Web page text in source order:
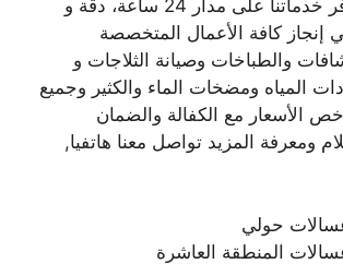
الأتوماتيكية، نوفر خدماتنا على مدار 24 ساعة، دقة و
إنجاز كافة الأعمال المتخصصة
والطباخات وصيانة الثلاجات و
المياه ومضخات الماء والكثير وجميع
الأسعار مع الكفالة والضمان
ومعرفة المزيد تواصل معنا هاتفيا,
حولي
المنطقة العاشرة